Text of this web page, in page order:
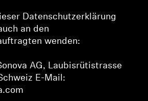
Datenschutzerklärung
an den
wenden:
AG, Laubisrütistrasse
E-Mail: